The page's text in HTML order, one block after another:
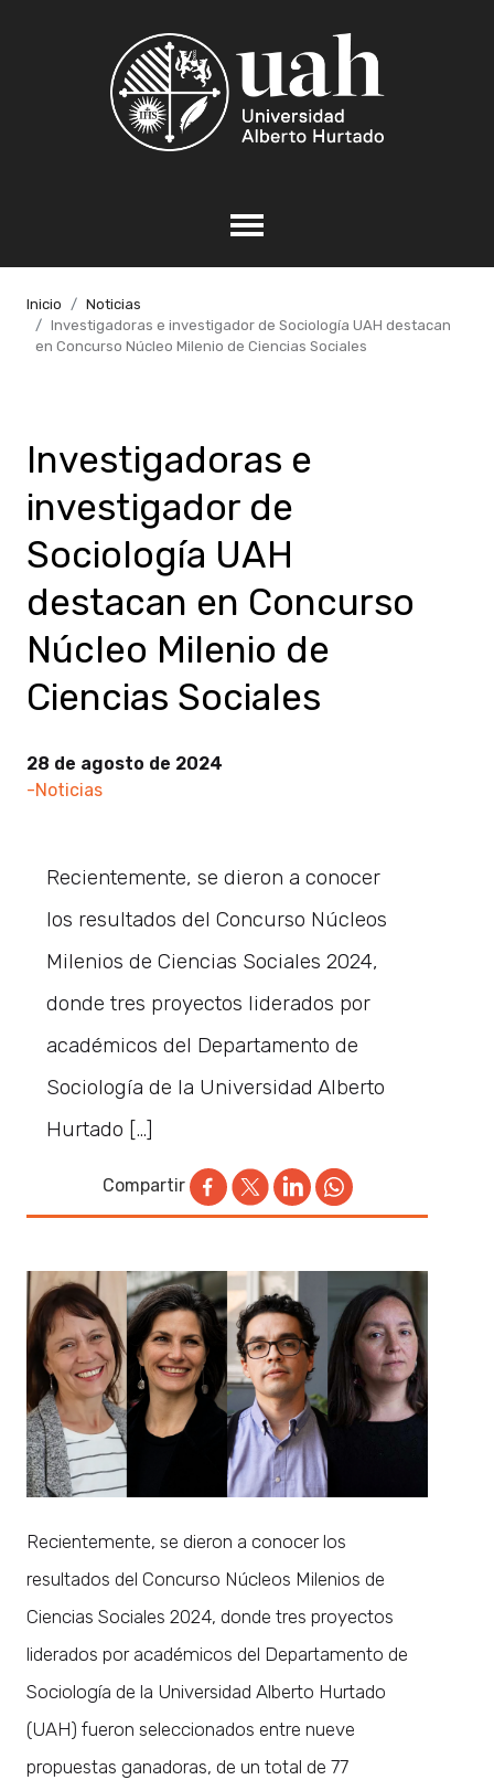
Inicio
Noticias
Investigadoras e investigador de Sociología UAH destacan
en Concurso Núcleo Milenio de Ciencias Sociales
Investigadoras e
investigador de
Sociología UAH
destacan en Concurso
Núcleo Milenio de
Ciencias Sociales
28 de agosto de 2024
-Noticias
Recientemente, se dieron a conocer
los resultados del Concurso Núcleos
Milenios de Ciencias Sociales 2024,
donde tres proyectos liderados por
académicos del Departamento de
Sociología de la Universidad Alberto
Hurtado […]
Compartir
Recientemente, se dieron a conocer los
resultados del Concurso Núcleos Milenios de
Ciencias Sociales 2024, donde tres proyectos
liderados por académicos del Departamento de
Sociología de la Universidad Alberto Hurtado
(UAH) fueron seleccionados entre nueve
propuestas ganadoras, de un total de 77